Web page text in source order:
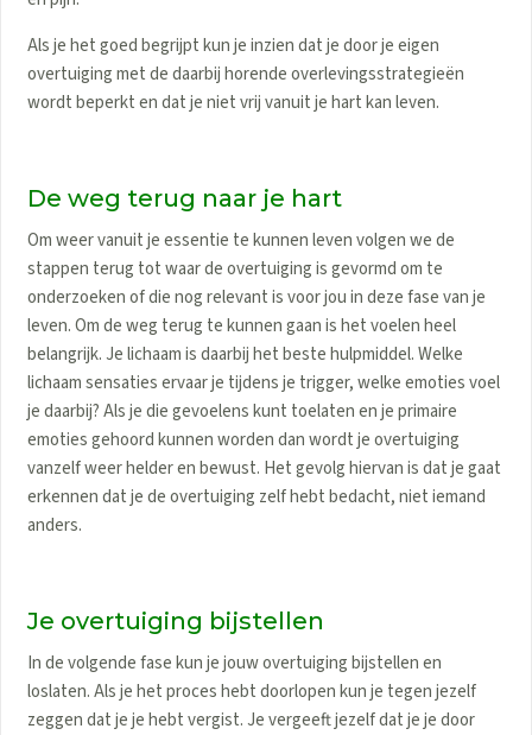
Als je het goed begrijpt kun je inzien dat je door je eigen
overtuiging met de daarbij horende overlevingsstrategieën
wordt beperkt en dat je niet vrij vanuit je hart kan leven.
De weg terug naar je hart
Om weer vanuit je essentie te kunnen leven volgen we de
stappen terug tot waar de overtuiging is gevormd om te
onderzoeken of die nog relevant is voor jou in deze fase van je
leven. Om de weg terug te kunnen gaan is het voelen heel
belangrijk. Je lichaam is daarbij het beste hulpmiddel. Welke
lichaam sensaties ervaar je tijdens je trigger, welke emoties voel
je daarbij? Als je die gevoelens kunt toelaten en je primaire
emoties gehoord kunnen worden dan wordt je overtuiging
vanzelf weer helder en bewust. Het gevolg hiervan is dat je gaat
erkennen dat je de overtuiging zelf hebt bedacht, niet iemand
anders.
Je overtuiging bijstellen
In de volgende fase kun je jouw overtuiging bijstellen en
loslaten. Als je het proces hebt doorlopen kun je tegen jezelf
zeggen dat je je hebt vergist. Je vergeeft jezelf dat je je door